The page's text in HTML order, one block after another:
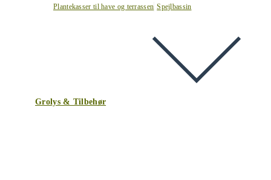
Plantekasser til have og terrassen Spejlbassin
Grolys & Tilbehør